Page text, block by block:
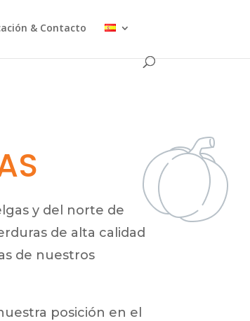
& Contacto
y del norte de
de alta calidad
de nuestros
posición en el